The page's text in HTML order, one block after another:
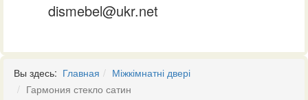
dismebel@ukr.net
Вы здесь: Главная
Міжкімнатні двері
Гармония стекло сатин